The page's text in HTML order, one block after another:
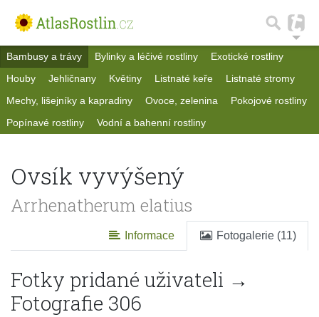
Bambusy a trávy Bylinky a léčivé rostliny
Exotické rostliny
Houby
Jehličnany Květiny Listnaté keře
Listnaté stromy
Mechy, lišejníky a kapradiny
Ovoce, zelenina
Pokojové rostliny
Popínavé rostliny
Vodní a bahenní rostliny
Ovsík vyvýšený
Arrhenatherum elatius
Informace Fotogalerie (11)
Fotky pridané uživateli →
Fotografie 306